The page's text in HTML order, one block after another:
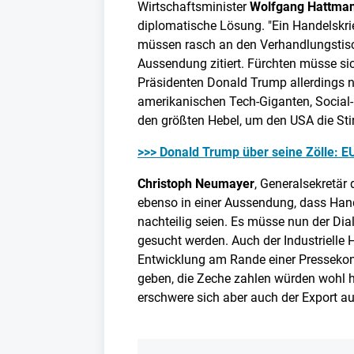
WirtschaftsministerWolfgang
diplomatische Lösung. "Ein
müssen rasch an den
Aussendung zitiert. Fürchten müsse
Präsidenten Donald Trump allerdings
amerikanischen Tech-Giganten,
den größten Hebel, um den USA die
>>> Donald Trump über seine Zölle:
Christoph Neumayer,
ebenso in einer Aussendung, dass
nachteilig seien. Es müsse nun der
gesucht werden. Auch der Industrielle
Entwicklung am Rande einer
geben, die Zeche zahlen würden wohl
erschwere sich aber auch der Export